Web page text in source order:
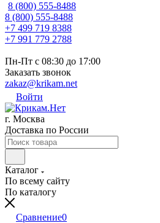
8 (800) 555-8488
8 (800) 555-8488
+7 499 719 8388
+7 991 779 2788
Пн-Пт с 08:30 до 17:00
Заказать звонок
zakaz@krikam.net
Войти
г. Москва
Доставка по России
Каталог
По всему сайту
По каталогу
Сравнение0